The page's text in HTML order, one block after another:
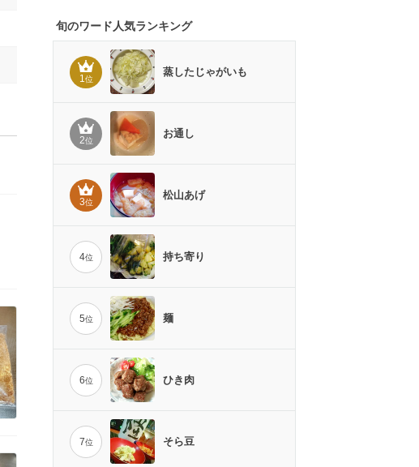
旬のワード人気ランキング
1位
蒸したじゃがいも
2位
お通し
3位
松山あげ
4位 持ち寄り
5位 麺
6位 ひき肉
7位 そら豆